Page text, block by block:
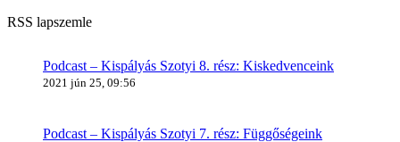
RSS lapszemle
Podcast – Kispályás Szotyi 8. rész: Kiskedvenceink
2021 jún 25, 09:56
Podcast – Kispályás Szotyi 7. rész: Függőségeink